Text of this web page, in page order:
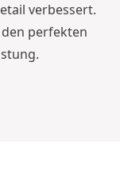
verbessert.
den perfekten